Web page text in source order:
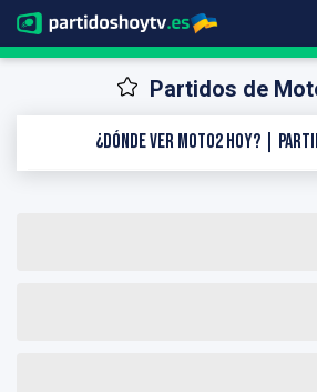
Partidos de
¿Dónde ver Moto2 hoy? |